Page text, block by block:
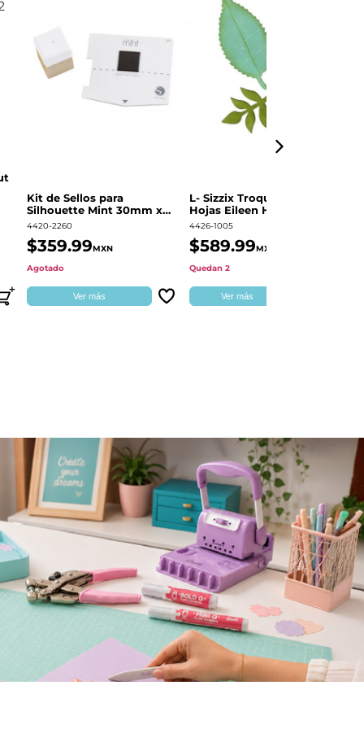
Kit de Sellos para
Silhouette Mint 30mm x
60mm
4420-2260
$359.99MXN
Agotado
Ver más
L- Sizzix Troquel Grueso
Hojas Eileen Hull | 661111
4426-1005
$589.99MXN
Quedan 2
Ver más